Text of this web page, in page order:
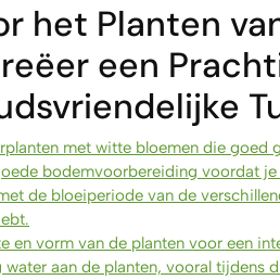
het Planten
een
met witte bloemen die goed
bodemvoorbereiding voordat
de bloeiperiode van de
en vorm van de planten voor een
aan de planten, vooral tijdens